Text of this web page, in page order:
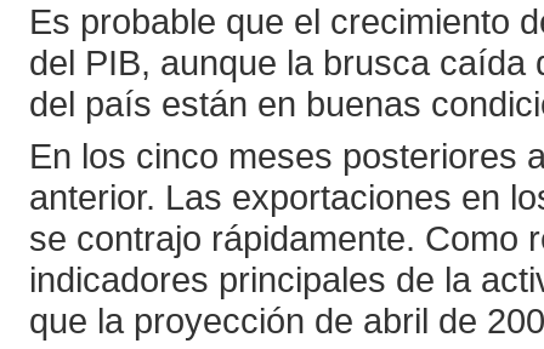
Es probable que el crecimiento
del PIB, aunque la brusca
del país están en buenas
En los cinco meses posteriores
anterior. Las exportaciones en
se contrajo rápidamente. Como
indicadores principales de la
que la proyección de abril de